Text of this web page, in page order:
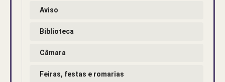
Aviso
Biblioteca
Câmara
Feiras, festas e romarias